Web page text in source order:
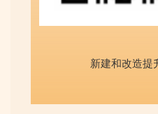
新建和改造提